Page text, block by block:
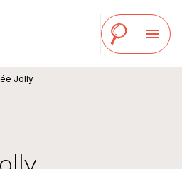
menu
Jolly